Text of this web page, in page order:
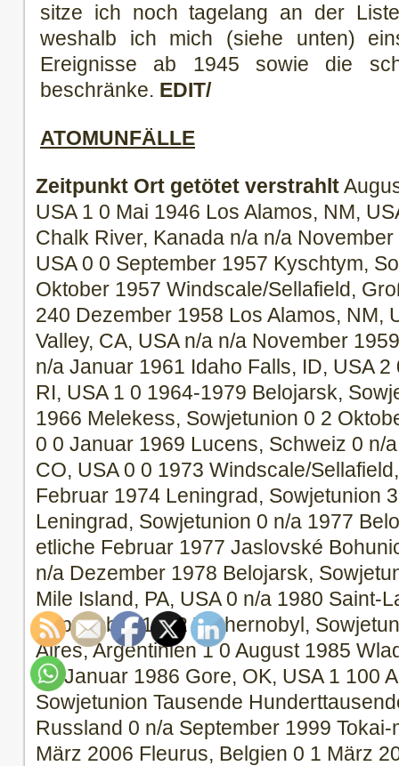
sitze ich noch tagelang an der
weshalb ich mich (siehe unten)
Ereignisse ab 1945 sowie die
beschränke. EDIT/
ATOMUNFÄLLE
Zeitpunkt Ort getötet verstrahlt
USA 1 0 Mai 1946 Los Alamos, NM,
Chalk River, Kanada n/a n/a
USA 0 0 September 1957 Kyschtym,
Oktober 1957 Windscale/Sellafield,
240 Dezember 1958 Los Alamos, NM,
Valley, CA, USA n/a n/a November
n/a Januar 1961 Idaho Falls, ID, USA
RI, USA 1 0 1964-1979 Belojarsk,
1966 Melekess, Sowjetunion 0 2
0 0 Januar 1969 Lucens, Schweiz 0 n/
CO, USA 0 0 1973 Windscale/
Februar 1974 Leningrad, Sowjetunion
Leningrad, Sowjetunion 0 n/a 1977
etliche Februar 1977 Jaslovské
n/a Dezember 1978 Belojarsk,
Mile Island, PA, USA 0 n/a 1980 Saint-
September 1982 Tschernobyl,
Aires, Argentinien 1 0 August 1985
29 Januar 1986 Gore, OK, USA 1 100
Sowjetunion Tausende
Russland 0 n/a September 1999
März 2006 Fleurus, Belgien 0 1 März